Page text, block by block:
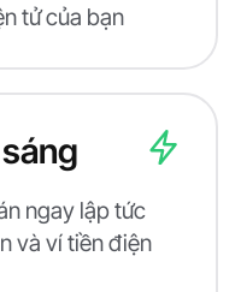
tử của bạn
ngay lập tức
và ví tiền điện